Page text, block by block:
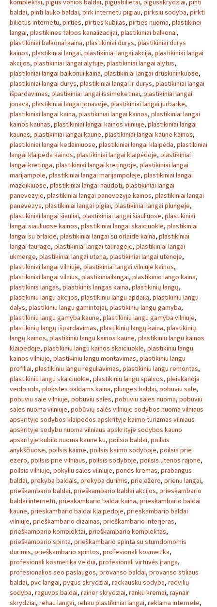
komplektai, pigus vonios baldai, pigusbilietai, pigusskrydziai, pinti
baldai, pinti lauko baldai, pirk internetu pigiau, pirksiu sodyba, pirkti
bilietus internetu, pirties, pirties kubilas, pirties nuoma, plastikinei
langai, plastikines talpos kanalizacijai, plastikiniai balkonai,
plastikiniai balkonai kaina, plastikiniai durys, plastikiniai durys
kainos, plastikiniai langai, plastikiniai langai akcija, plastikiniai langai
akcijos, plastikiniai langai alytuje, plastikiniai langai alytus,
plastikiniai langai balkonui kaina, plastikiniai langai druskininkuose,
plastikiniai langai durys, plastikiniai langai ir durys, plastikiniai langai
išpardavimas, plastikiniai langai issimoketinai, plastikiniai langai
jonava, plastikiniai langai jonavoje, plastikiniai langai jurbarke,
plastikiniai langai kaina, plastikiniai langai kainos, plastikiniai langai
kainos kaunas, plastikiniai langai kainos vilniuje, plastikiniai langai
kaunas, plastikiniai langai kaune, plastikiniai langai kaune kainos,
plastikiniai langai kedainiuose, plastikiniai langai klaipėda, plastikiniai
langai klaipeda kainos, plastikiniai langai klaipėdoje, plastikiniai
langai kretinga, plastikiniai langai kretingoje, plastikiniai langai
marijampole, plastikiniai langai marijampoleje, plastikiniai langai
mazeikiuose, plastikiniai langai naudoti, plastikiniai langai
panevezyje, plastikiniai langai panevezyje kainos, plastikiniai langai
panevezys, plastikiniai langai pigiai, plastikiniai langai plungeje,
plastikiniai langai šiauliai, plastikiniai langai šiauliuose, plastikiniai
langai siauliuose kainos, plastikiniai langai skaiciuokle, plastikiniai
langai su orlaide, plastikiniai langai su orlaide kaina, plastikiniai
langai taurage, plastikiniai langai taurageje, plastikiniai langai
ukmerge, plastikiniai langai utena, plastikiniai langai utenoje,
plastikiniai langai vilniuje, plastikiniai langai vilniuje kainos,
plastikiniai langai vilnius, plastikiniailangai, plastikinio lango kaina,
plastikinis langas, plastikinis langas kaina, plastikinių langų,
plastikiniu langu akcijos, plastikiniu langu apdaila, plastikiniu langu
dalys, plastikiniu langu gamintojai, plastikinių langų gamyba,
plastikiniu langu gamyba kaune, plastikiniu langu gamyba vilniuje,
plastikinių langų išpardavimas, plastikinių langų kaina, plastikinių
langų kainos, plastikiniu langu kainos kaune, plastikiniu langu kainos
klaipedoje, plastikiniu langu kainos skaiciuokle, plastikiniu langu
kainos vilniuje, plastikiniu langu montavimas, plastikiniu langu
profiliai, plastikiniu langu reguliavimas, plastikiniu langu remontas,
plastikiniu langu skaiciuokle, plastikiniu langu spalvos, pleiskanoja
veido oda, plokstes baldams kaina, plunges baldai, pobuviu sale,
pobuviu sale vilniuje, pobuviu sales, pobuviu sales nuoma, pobuviu
sales nuoma vilniuje, pobūvių salės vilniuje sodybos nuoma vilniaus
apskrityje sodybos klaipedos apskrityje kaimo turizmas vilniaus
apskrityje sodybu nuoma vilniaus apskrityje sodybos kauno
apskrityje kubilo nuoma kaune ku, poilsio baldai, poilsis
anykščiuose, poilsis kaime, poilsis kaimo sodyboje, poilsis prie
ezero, poilsis prie vilniaus, poilsis sodyboje, poilsis utenos rajone,
poilsis vilniuje, pokyliu sales vilniuje, ponds kremas, prabangus
baldai, prekyba baldais, prekyba durimis, prie ežero, prienu langai,
prieškambario baldai, prieškambario baldai akcijos, prieskambario
baldai internetu, prieskambario baldai kaina, prieskambario baldai
kaune, prieskambario baldai klaipedoje, prieskambario baldai
vilniuje, prieškambario dizainas, prieškambario interjeras,
prieškambario komplektai, prieškambario komplektas,
prieškambario spinta, prieškambario spinta su stumdomomis
durimis, prieškambario spintos, profesionali kosmetika,
profesionali kosmetika veidui, profesionali virtuvės įranga,
profesionalios seo paslaugos, provanso baldai, provanso stiliaus
baldai, pvc langai, pygus skrydziai, rackausku sodyba, radvilių
sodyba, raguvos baldai, rainer skrydziai, ranku kremai, raynair
skrydziai, rehau langai, rehau plastikiniai langai, reklama internete,